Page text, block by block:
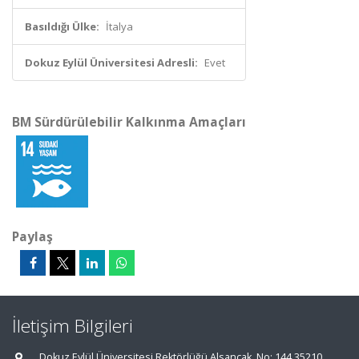
Basıldığı Ülke: İtalya
Dokuz Eylül Üniversitesi Adresli: Evet
BM Sürdürülebilir Kalkınma Amaçları
Paylaş
İletişim Bilgileri